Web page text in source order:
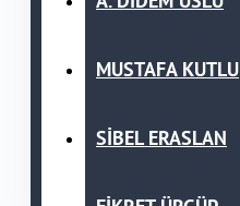
MUSTAFA KUTLU
SİBEL ERASLAN